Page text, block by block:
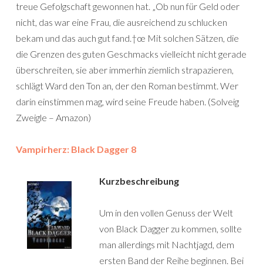
treue Gefolgschaft gewonnen hat. „Ob nun für Geld oder
nicht, das war eine Frau, die ausreichend zu schlucken
bekam und das auch gut fand.†œ Mit solchen Sätzen, die
die Grenzen des guten Geschmacks vielleicht nicht gerade
überschreiten, sie aber immerhin ziemlich strapazieren,
schlägt Ward den Ton an, der den Roman bestimmt. Wer
darin einstimmen mag, wird seine Freude haben. (Solveig
Zweigle – Amazon)
Vampirherz: Black Dagger 8
Kurzbeschreibung
Um in den vollen Genuss der Welt
von Black Dagger zu kommen, sollte
man allerdings mit Nachtjagd, dem
ersten Band der Reihe beginnen. Bei